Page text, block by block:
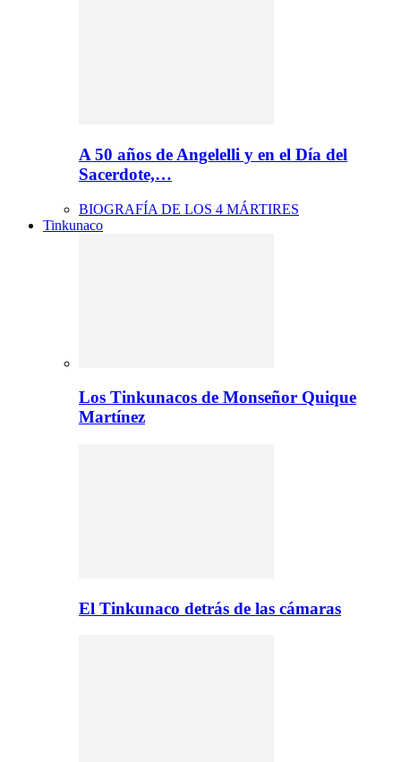
A 50 años de Angelelli y en el Día del
Sacerdote,…
BIOGRAFÍA DE LOS 4 MÁRTIRES
Tinkunaco
Los Tinkunacos de Monseñor Quique
Martínez
El Tinkunaco detrás de las cámaras